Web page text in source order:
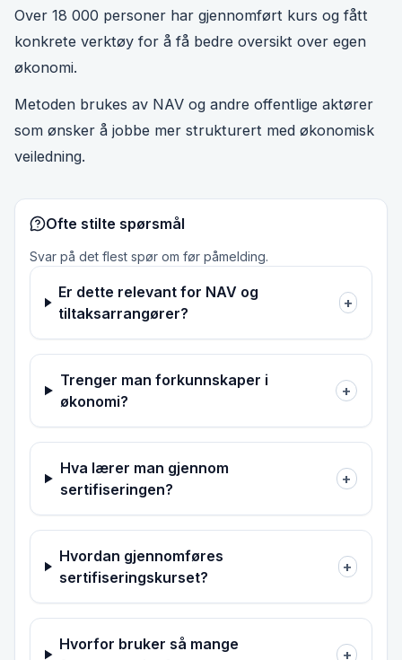
Over 18 000 personer har gjennomført kurs og fått
konkrete verktøy for å få bedre oversikt over egen
økonomi.
Metoden brukes av NAV og andre offentlige aktører
som ønsker å jobbe mer strukturert med økonomisk
veiledning.
Ofte stilte spørsmål
Svar på det flest spør om før påmelding.
Er dette relevant for NAV og
tiltaksarrangører?
+
Trenger man forkunnskaper i
økonomi?
+
Hva lærer man gjennom
sertifiseringen?
+
Hvordan gjennomføres
sertifiseringskurset?
+
Hvorfor bruker så mange
+